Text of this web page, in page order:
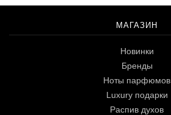
МАГАЗИН
Новинки
Бренды
Ноты парфюмов
Luxury подарки
Распив духов